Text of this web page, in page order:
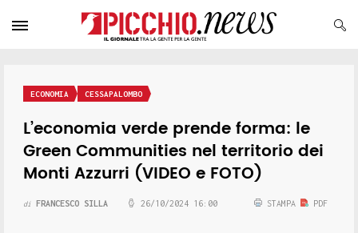
ECONOMIA CESSAPALOMBO
L’economia verde prende forma: le
Green Communities nel territorio dei
Monti Azzurri (VIDEO e FOTO)
di FRANCESCO SILLA 26/10/2024 16:00 STAMPA PDF